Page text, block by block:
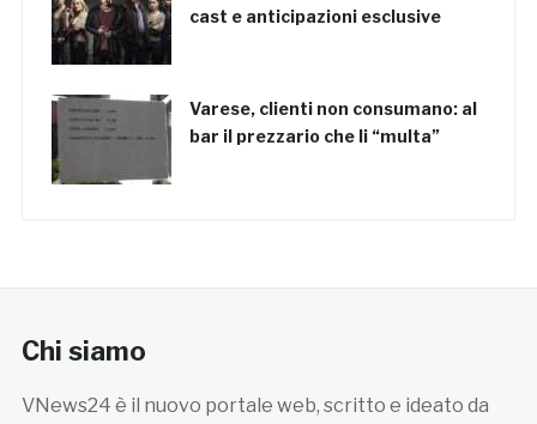
cast e anticipazioni esclusive
Varese, clienti non consumano: al
bar il prezzario che li “multa”
Chi siamo
VNews24 è il nuovo portale web, scritto e ideato da